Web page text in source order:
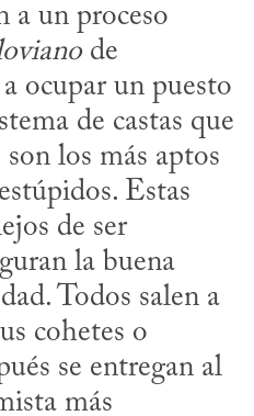
a un proceso
de
ocupar un puesto
de castas que
los más aptos
Estas
de ser
la buena
Todos salen a
cohetes o
se entregan al
más